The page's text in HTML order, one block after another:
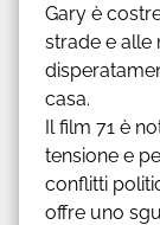
Gary è
strade e alle
casa.
Il film 71 è
tensione e
conflitti
offre uno